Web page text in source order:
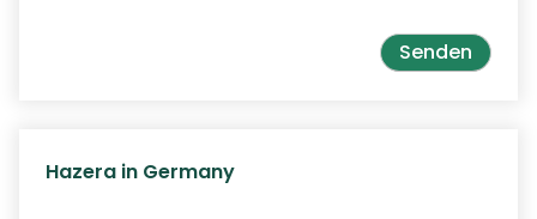
Hazera in Germany